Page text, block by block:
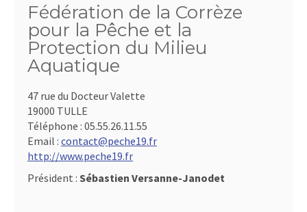
Fédération de la Corrèze
pour la Pêche et la
Protection du Milieu
Aquatique
47 rue du Docteur Valette
19000 TULLE
Téléphone : 05.55.26.11.55
Email : contact@peche19.fr
http://www.peche19.fr
Président : Sébastien Versanne-Janodet